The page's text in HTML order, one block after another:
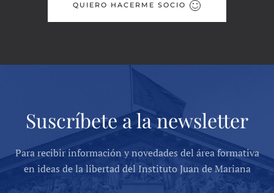
QUIERO HACERME SOCIO
Suscríbete a la newsletter
Para recibir información y novedades del área formativa
en ideas de la libertad del Instituto Juan de Mariana